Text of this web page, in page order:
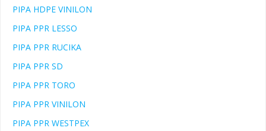
PIPA HDPE VINILON
PIPA PPR LESSO
PIPA PPR RUCIKA
PIPA PPR SD
PIPA PPR TORO
PIPA PPR VINILON
PIPA PPR WESTPEX